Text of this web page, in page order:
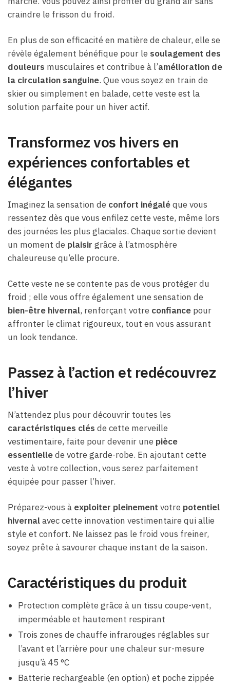
craindre le frisson du froid.
En plus de son efficacité en matière de chaleur, elle se
révèle également bénéfique pour le soulagement des
douleurs musculaires et contribue à l’amélioration de
la circulation sanguine. Que vous soyez en train de
skier ou simplement en balade, cette veste est la
solution parfaite pour un hiver actif.
Transformez vos hivers en
expériences confortables et
élégantes
Imaginez la sensation de confort inégaléque vous
ressentez dès que vous enfilez cette veste, même lors
des journées les plus glaciales. Chaque sortie devient
un moment de plaisir grâce à l’atmosphère
chaleureuse qu’elle procure.
Cette veste ne se contente pas de vous protéger du
froid ; elle vous offre également une sensation de
bien-être hivernal, renforçant votre confiance pour
affronter le climat rigoureux, tout en vous assurant
un look tendance.
Passez à l’action et redécouvrez
l’hiver
N’attendez plus pour découvrir toutes les
caractéristiques clés de cette merveille
vestimentaire, faite pour devenir une pièce
essentiellede votre garde-robe. En ajoutant cette
veste à votre collection, vous serez parfaitement
équipée pour passer l’hiver.
Préparez-vous à exploiter pleinement votre potentiel
hivernalavec cette innovation vestimentaire qui allie
style et confort. Ne laissez pas le froid vous freiner,
soyez prête à savourer chaque instant de la saison.
Caractéristiques du produit
Protection complète grâce à un tissu coupe-vent,
imperméable et hautement respirant
Trois zones de chauffe infrarouges réglables sur
l’avant et l’arrière pour une chaleur sur-mesure
jusqu’à 45 °C
Batterie rechargeable (en option) et poche zippée